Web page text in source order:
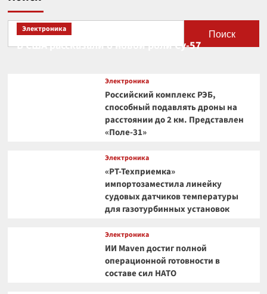
Поиск
Электроника
В США рассказали о новой роли Су-57
Электроника
Российский комплекс РЭБ,
способный подавлять дроны на
расстоянии до 2 км. Представлен
«Поле-31»
Электроника
«РТ-Техприемка»
импортозаместила линейку
судовых датчиков температуры
для газотурбинных установок
Электроника
ИИ Maven достиг полной
операционной готовности в
составе сил НАТО